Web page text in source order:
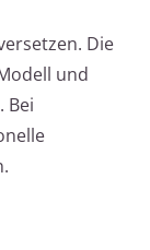
Die
und
Bei